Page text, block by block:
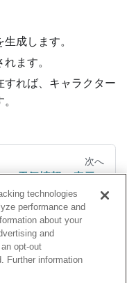
成します。
ます。
すれば、キャラクター
次へ
天気情報の表示
technologies
performance and
about your
and
opt-out
Further information